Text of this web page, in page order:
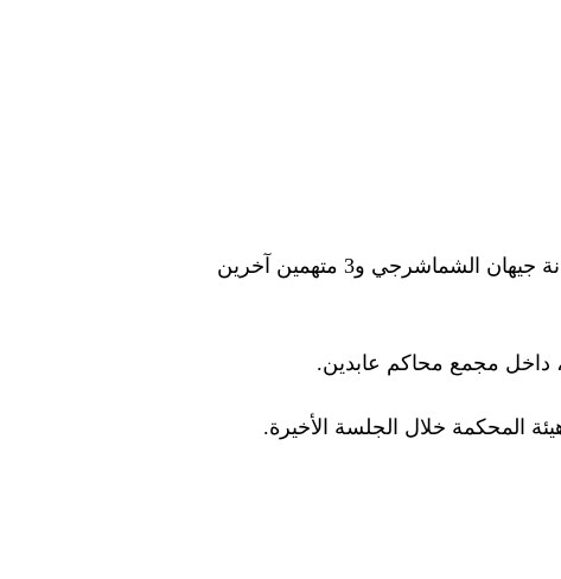
قررت محكمة جنايات القاهرة برئاسة المستشار الدكتور محمد ياسر أبو الفتوح، تأجيل محاكمة الفنانة جيهان الشماشرجي و3 متهمين آخرين
داخل مجمع محاكم عابدين.
المحكمة خلال الجلسة الأخيرة.